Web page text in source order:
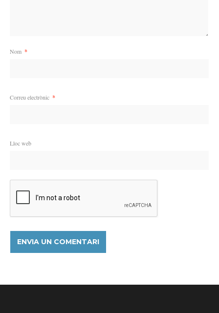
Nom *
Correu electrònic *
Lloc web